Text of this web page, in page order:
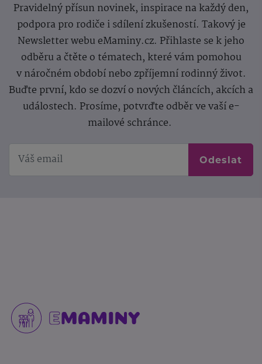
Pravidelný přísun novinek, inspirace na každý den,
podpora pro rodiče i sdílení zkušeností. Takový je
Newsletter webu eMaminy.cz. Přihlaste se k jeho
odběru a čtěte o tématech, které vám pomohou
v náročném období nebo zpříjemní rodinný život.
Buďte první, kdo se dozví o nových článcích, akcích a
událostech. Prosíme, potvrďte odběr ve vaší e-
mailové schránce.
Odeslat